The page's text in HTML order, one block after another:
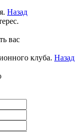
Назад
вас
клуба. Назад